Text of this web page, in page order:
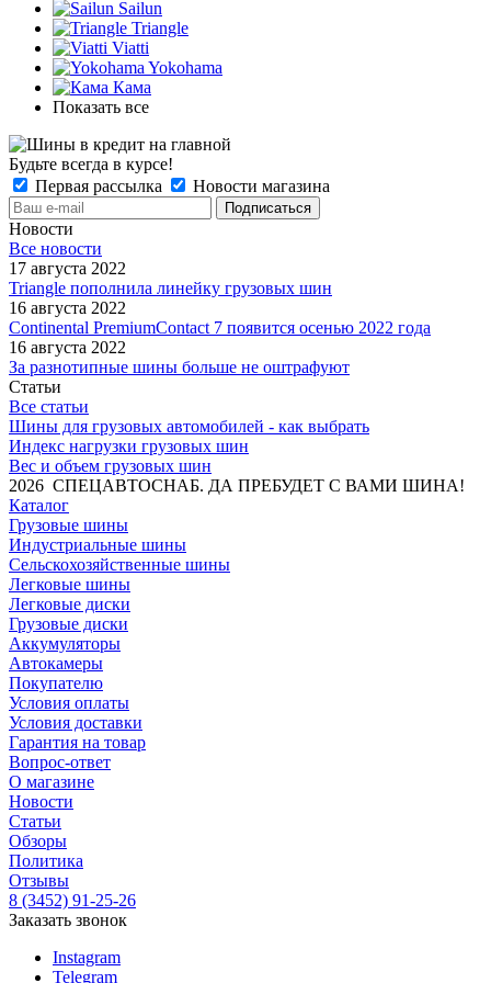
Sailun
Triangle
Viatti
Yokohama
Кама
Показать все
Будьте всегда в курсе!
Первая рассылка
Новости магазина
Новости
Все новости
17 августа 2022
Triangle пополнила линейку грузовых шин
16 августа 2022
Continental PremiumContact 7 появится осенью 2022 года
16 августа 2022
За разнотипные шины больше не оштрафуют
Статьи
Все статьи
Шины для грузовых автомобилей - как выбрать
Индекс нагрузки грузовых шин
Вес и объем грузовых шин
2026 СПЕЦАВТОСНАБ. ДА ПРЕБУДЕТ С ВАМИ ШИНА!
Каталог
Грузовые шины
Индустриальные шины
Сельскохозяйственные шины
Легковые шины
Легковые диски
Грузовые диски
Аккумуляторы
Автокамеры
Покупателю
Условия оплаты
Условия доставки
Гарантия на товар
Вопрос-ответ
О магазине
Новости
Статьи
Обзоры
Политика
Отзывы
8 (3452) 91-25-26
Заказать звонок
Instagram
Telegram